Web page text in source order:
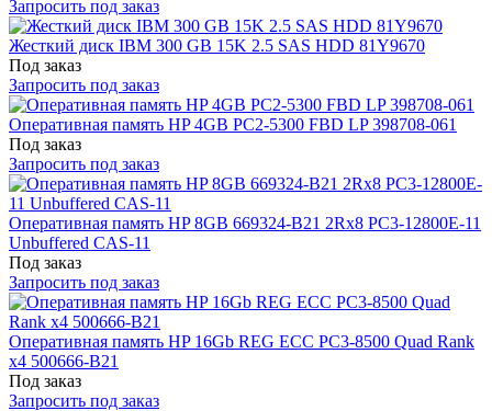
Запросить под заказ
Жесткий диск IBM 300 GB 15K 2.5 SAS HDD 81Y9670
Под заказ
Запросить под заказ
Оперативная память HP 4GB PC2-5300 FBD LP 398708-061
Под заказ
Запросить под заказ
Оперативная память HP 8GB 669324-B21 2Rx8 PC3-12800E-11
Unbuffered CAS-11
Под заказ
Запросить под заказ
Оперативная память HP 16Gb REG ECC PC3-8500 Quad Rank
x4 500666-B21
Под заказ
Запросить под заказ